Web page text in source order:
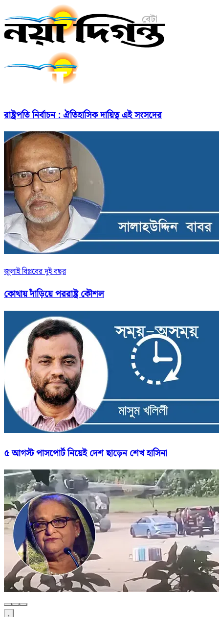
রাষ্ট্রপতি নির্বাচন : ঐতিহাসিক দায়িত্ব এই সংসদের
জুলাই বিপ্লবের দুই বছর
কোথায় দাঁড়িয়ে পররাষ্ট্র কৌশল
৫ আগস্ট পাসপোর্ট নিয়েই দেশ ছাড়েন শেখ হাসিনা